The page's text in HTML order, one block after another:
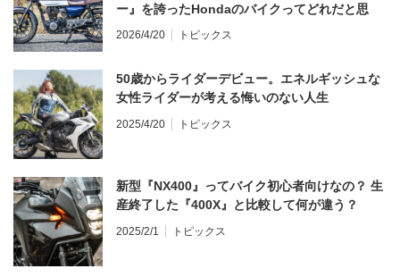
ー』を誇ったHondaのバイクってどれだと思
う？
2026/4/20 トピックス
50歳からライダーデビュー。エネルギッシュな
女性ライダーが考える悔いのない人生
2025/4/20 トピックス
新型『NX400』ってバイク初心者向けなの？ 生
産終了した『400X』と比較して何が違う？
2025/2/1 トピックス